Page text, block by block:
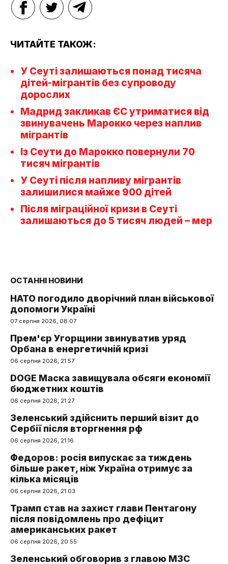
ЧИТАЙТЕ ТАКОЖ:
У Сеуті залишаються понад тисяча
дітей-мігрантів без супроводу
дорослих
Мадрид закликав ЄС утриматися від
звинувачень Марокко через наплив
мігрантів
Із Сеути до Марокко повернули 70
тисяч мігрантів
У Сеуті після напливу мігрантів
залишилися майже 900 дітей
Після міграційної кризи в Сеуті
залишаються до 5 тисяч людей – мер
ОСТАННІ НОВИНИ
НАТО погодило дворічний план військової
допомоги Україні
07 серпня 2026, 08:07
Прем'єр Угорщини звинуватив уряд
Орбана в енергетичній кризі
06 серпня 2026, 21:57
DOGE Маска завищувала обсяги економії
бюджетних коштів
06 серпня 2026, 21:27
Зеленський здійснить перший візит до
Сербії після вторгнення рф
06 серпня 2026, 21:16
Федоров: росія випускає за тиждень
більше ракет, ніж Україна отримує за
кілька місяців
06 серпня 2026, 21:03
Трамп став на захист глави Пентагону
після повідомлень про дефіцит
американських ракет
06 серпня 2026, 20:55
Зеленський обговорив з главою МЗС